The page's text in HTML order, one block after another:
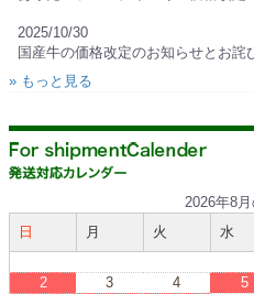
2025/10/30
国産牛の価格改定のお知らせとお詫
» もっと見る
2026年8
日
月 火 水
2
3 4 5